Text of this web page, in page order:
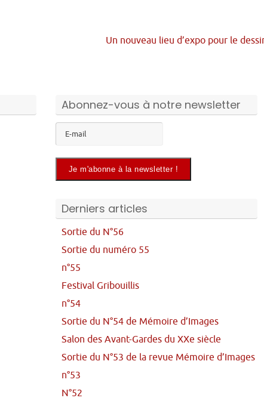
Un nouveau lieu d’expo pour le
Abonnez-vous à notre newsletter
Derniers articles
Sortie du N°56
Sortie du numéro 55
n°55
Festival Gribouillis
n°54
Sortie du N°54 de Mémoire d’Images
Salon des Avant-Gardes du XXe siècle
Sortie du N°53 de la revue Mémoire d’Images
n°53
N°52